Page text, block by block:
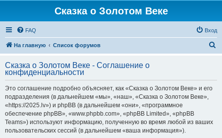
Сказка о Золотом Веке
FAQ Вход
На главную Список форумов
с
Сказка о Золотом Веке - Соглашение о
конфиденциальности
Это соглашение подробно объясняет, как «Сказка о Золотом Веке» и его
подразделения (в дальнейшем «мы», «наш», «Сказка о Золотом Веке»,
«https://2025.lv») и phpBB (в дальнейшем «они», «программное
обеспечение phpBB», «www.phpbb.com», «phpBB Limited», «phpBB
Teams») используют информацию, полученную во время любой из ваших
пользовательских сессий (в дальнейшем «ваша информация»).